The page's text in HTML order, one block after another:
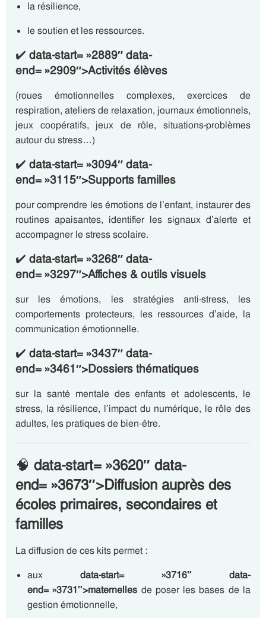
la résilience,
le soutien et les ressources.
✔️ data-start= »2889″ data-
end= »2909″>Activités élèves
(roues émotionnelles complexes, exercices de
respiration, ateliers de relaxation, journaux émotionnels,
jeux coopératifs, jeux de rôle, situations-problèmes
autour du stress…)
✔️ data-start= »3094″ data-
end= »3115″>Supports familles
pour comprendre les émotions de l’enfant, instaurer des
routines apaisantes, identifier les signaux d’alerte et
accompagner le stress scolaire.
✔️ data-start= »3268″ data-
end= »3297″>Affiches & outils visuels
sur les émotions, les stratégies anti-stress, les
comportements protecteurs, les ressources d’aide, la
communication émotionnelle.
✔️ data-start= »3437″ data-
end= »3461″>Dossiers thématiques
sur la santé mentale des enfants et adolescents, le
stress, la résilience, l’impact du numérique, le rôle des
adultes, les pratiques de bien-être.
🧠 data-start= »3620″ data-
end= »3673″>Diffusion auprès des
écoles primaires, secondaires et
familles
La diffusion de ces kits permet :
aux data-start= »3716″ data-
end= »3731″>maternelles de poser les bases de la
gestion émotionnelle,